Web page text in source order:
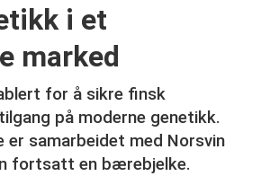
i et
marked
for å sikre finsk
på moderne genetikk.
er samarbeidet med Norsvin
fortsatt en bærebjelke.